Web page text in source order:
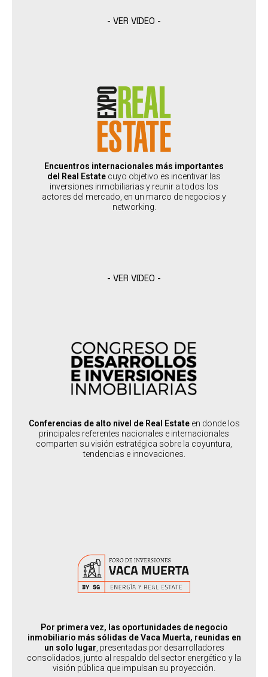
- VER VIDEO -
Encuentros internacionales más importantes
del Real Estate cuyo objetivo es incentivar las
inversiones inmobiliarias y reunir a todos los
actores del mercado, en un marco de negocios y
networking.
PAÍSES SEDES
:
Argentina, Chile, Paraguay, Guatemala, Bolivia, Mexico, Peru,
Colombia, Uruguay
PERFIL DEL ASISTENTE
Inversores y Business People
Desarrolladores, Brokers, Productos de Inversión
Proveedores de la construcción y empresas que dan servicio al
Real Estate
- VER VIDEO -
Conferencias de alto nivel de Real Estateen donde los
principales referentes nacionales e internacionales
comparten su visión estratégica sobre la coyuntura,
tendencias e innovaciones.
CONGRESOS DE DESARROLLOS E INVERSIONES INMOBILIARIOS
PERFIL DEL ASISTENTE
:
Desarrolladores, Brokers, Inversores y toda la cadena de valor del
Real Estate
PAÍSES SEDES
:
Argentina, Chile, Paraguay, Guatemala, Bolivia, Mexico, Peru,
Colombia, Uruguay
Por primera vez, las oportunidades de negocio
inmobiliario más sólidas de Vaca Muerta, reunidas en
un solo lugar, presentadas por desarrolladores
consolidados, junto al respaldo del sector energético y la
visión pública que impulsan su proyección.
PERFIL DEL ASISTENTE
:
Inversores e interesados en Vaca Muerta
PERFIL DEL SPEAKER
:
Argentina
SABER MÁS